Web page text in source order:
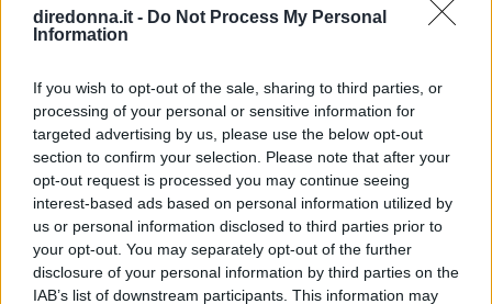
diredonna.it - Do Not Process My Personal
Information
If you wish to opt-out of the sale, sharing to third parties, or
processing of your personal or sensitive information for
targeted advertising by us, please use the below opt-out
section to confirm your selection. Please note that after your
opt-out request is processed you may continue seeing
interest-based ads based on personal information utilized by
us or personal information disclosed to third parties prior to
your opt-out. You may separately opt-out of the further
disclosure of your personal information by third parties on the
IAB’s list of downstream participants. This information may
Un post condiviso da Golden Globes (@goldenglobes)
La cantante ha optato per un make-uptono su
tonoin color mattone, enfatizzando gli zigomi
con un highlighter. I suoi capelli rossi
texturizzati hanno completato il look.